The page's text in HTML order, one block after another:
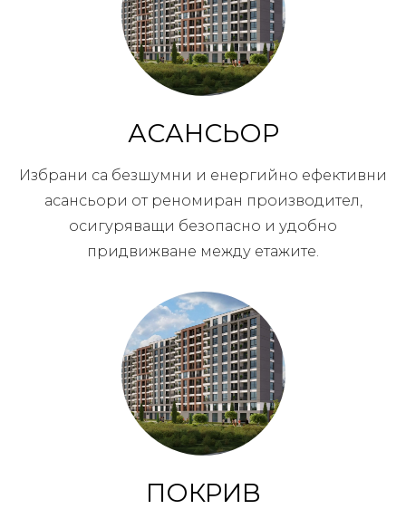
АСАНСЬОР
Избрани са безшумни и енергийно ефективни
асансьори от реномиран производител,
осигуряващи безопасно и удобно
придвижване между етажите.
ПОКРИВ